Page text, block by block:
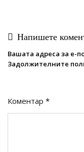
Напишете
Вашата адреса за е-
Задолжителните
Коментар *